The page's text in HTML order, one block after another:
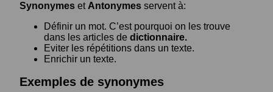
Synonymes et Antonymes servent à:
Définir un mot. C’est pourquoi on les trouve
dans les articles de dictionnaire.
Eviter les répétitions dans un texte.
Enrichir un texte.
Exemples de synonymes